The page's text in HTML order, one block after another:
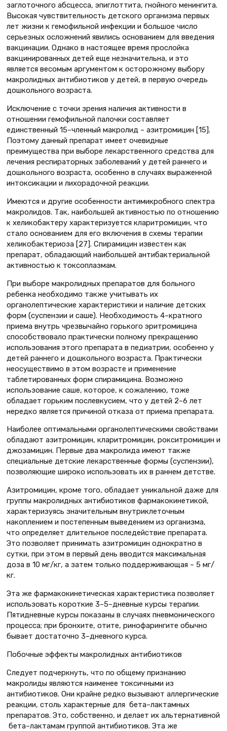
заглоточного абсцесса, эпиглоттита, гнойного менингита.
Высокая чувствительность детского организма первых
лет жизни к гемофильной инфекции и большое число
серьезных осложнений явились основанием для введения
вакцинации. Однако в настоящее время прослойка
вакцинированных детей еще незначительна, и это
является весомым аргументом к осторожному выбору
макролидных антибиотиков у детей, в первую очередь
дошкольного возраста.
Исключение с точки зрения наличия активности в
отношении гемофильной палочки составляет
единственный 15–членный макролид – азитромицин [15].
Поэтому данный препарат имеет очевидные
преимущества при выборе лекарственного средства для
лечения респираторных заболеваний у детей раннего и
дошкольного возраста, особенно в случаях выраженной
интоксикации и лихорадочной реакции.
Имеются и другие особенности антимикробного спектра
макролидов. Так, наибольшей активностью по отношению
к хеликобактеру характеризуется кларитромицин, что
стало основанием для его включения в схемы терапии
хеликобактериоза [27]. Спирамицин известен как
препарат, обладающий наибольшей антибактериальной
активностью к токсоплазмам.
При выборе макролидных препаратов для больного
ребенка необходимо также учитывать их
органолептические характеристики и наличие детских
форм (суспензии и саше). Необходимость 4–кратного
приема внутрь чрезвычайно горького эритромицина
способствовало практически полному прекращению
использования этого препарата в педиатрии, особенно у
детей раннего и дошкольного возраста. Практически
неосуществимо в этом возрасте и применение
таблетированных форм спирамицина. Возможно
использование саше, которое, к сожалению, тоже
обладает горьким послевкусием, что у детей 2–6 лет
нередко является причиной отказа от приема препарата.
Наиболее оптимальными органолептическими свойствами
обладают азитромицин, кларитромицин, рокситромицин и
джозамицин. Первые два макролида имеют также
специальные детские лекарственные формы (суспензии),
позволяющие широко использовать их в раннем детстве.
Азитромицин, кроме того, обладает уникальной даже для
группы макролидных антибиотиков фармакокинетикой,
характеризуясь значительным внутриклеточным
накоплением и постепенным выведением из организма,
что определяет длительное последействие препарата.
Это позволяет принимать азитромицин однократно в
сутки, при этом в первый день вводится максимальная
доза в 10 мг/кг, а затем только поддерживающая – 5 мг/
кг.
Эта же фармакокинетическая характеристика позволяет
использовать короткие 3–5–дневные курсы терапии.
Пятидневные курсы показаны в случаях пневмонического
процесса; при бронхите, отите, ринофарингите обычно
бывает достаточно 3–дневного курса.
Побочные эффекты макролидных антибиотиков
Следует подчеркнуть, что по общему признанию
макролиды являются наименее токсичными из
антибиотиков. Они крайне редко вызывают аллергические
реакции, столь характерные для бета–лактамных
препаратов. Это, собственно, и делает их альтернативной
бета–лактамам группой антибиотиков. Эта же